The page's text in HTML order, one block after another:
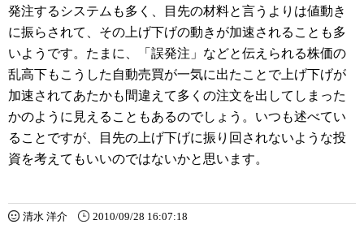
発注するシステムも多く、目先の材料と言うよりは値動き
に振らされて、その上げ下げの動きが加速されることも多
いようです。たまに、「誤発注」などと伝えられる株価の
乱高下もこうした自動売買が一気に出たことで上げ下げが
加速されてあたかも間違えて多くの注文を出してしまった
かのように見えることもあるのでしょう。いつも述べてい
ることですが、目先の上げ下げに振り回されないような投
資を考えてもいいのではないかと思います。
清水 洋介 2010/09/28 16:07:18